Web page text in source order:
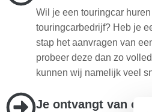
Wil je een touringcar
touringcarbedrijf? Heb je
stap het aanvragen van
probeer deze dan zo
kunnen wij namelijk veel
Je ontvangt van